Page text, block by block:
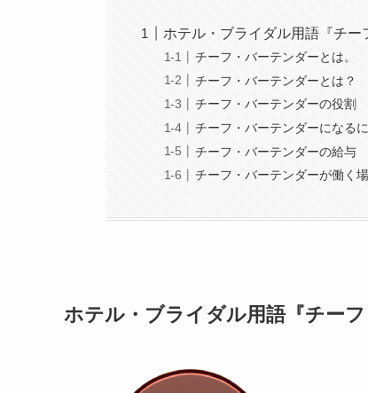
ホテル・ブライダル用語『チー
チーフ・バーテンダーとは。
チーフ・バーテンダーとは？
チーフ・バーテンダーの役割
チーフ・バーテンダーになる
チーフ・バーテンダーの給与
チーフ・バーテンダーが働く
ホテル・ブライダル用語『チー